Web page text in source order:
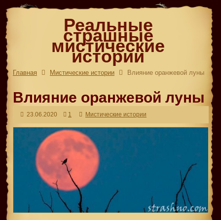
Реальные
страшные
мистические
истории
Главная Мистические истории Влияние оранжевой луны
Влияние оранжевой луны
23.06.2020 1 Мистические истории